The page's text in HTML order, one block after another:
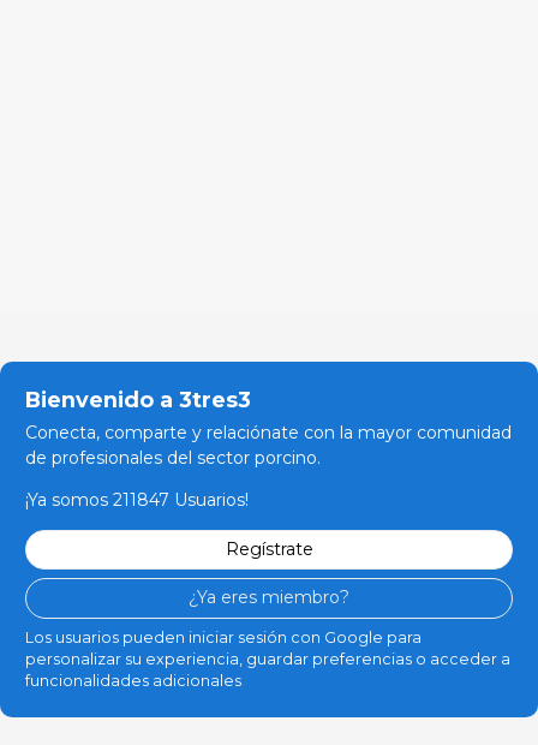
Bienvenido a 3tres3
Conecta, comparte y relaciónate con la mayor comunidad
de profesionales del sector porcino.
¡Ya somos 211847 Usuarios!
Regístrate
¿Ya eres miembro?
Los usuarios pueden iniciar sesión con Google para
personalizar su experiencia, guardar preferencias o acceder a
funcionalidades adicionales